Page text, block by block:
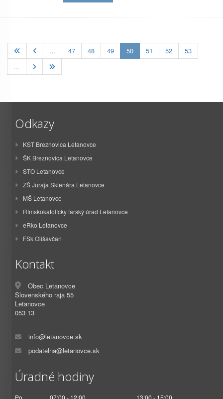
… 47 48 49 50(current)
51 52
53
…
Odkazy
KST Breznovica Letanovce
ŠK Breznovica Letanovce
STO Letanovce
ZŠ Juraja Sklenára Letanovce
MŠ Letanovce
Rímskokatolícky farský úrad Letanovce
eRko Letanovce
FSk Olišavčan
Kontakt
Obec Letanovce
Slovenského raja 55
Letanovce
053 13
info@letanovce.sk
podatelna@letanovce.sk
Úradné hodiny
Po 07:00 - 12:00 13:00 - 15:00